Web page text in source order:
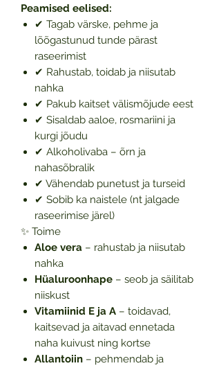
Peamised eelised:
✔ Tagab värske, pehme ja
lõõgastunud tunde pärast
raseerimist
✔ Rahustab, toidab ja niisutab
nahka
✔ Pakub kaitset välismõjude eest
✔ Sisaldab aaloe, rosmariini ja
kurgi jõudu
✔ Alkoholivaba – õrn ja
nahasõbralik
✔ Vähendab punetust ja turseid
✔ Sobib ka naistele (nt jalgade
raseerimise järel)
✨ Toime
Aloe vera – rahustab ja niisutab
nahka
Hüaluroonhape – seob ja säilitab
niiskust
Vitamiinid E ja A – toidavad,
kaitsevad ja aitavad ennetada
naha kuivust ning kortse
Allantoiin – pehmendab ja